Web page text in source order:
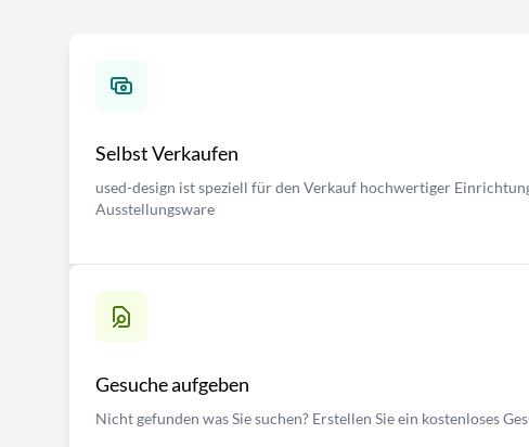
Selbst Verkaufen
used-design ist speziell für den Verkauf hochwertiger
Ausstellungsware
Gesuche aufgeben
Nicht gefunden was Sie suchen? Erstellen Sie ein kostenloses